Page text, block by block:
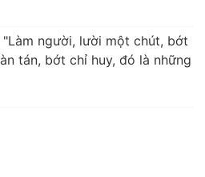
"Làm người, lười một chút, bớt
tán, bớt chỉ huy, đó là những